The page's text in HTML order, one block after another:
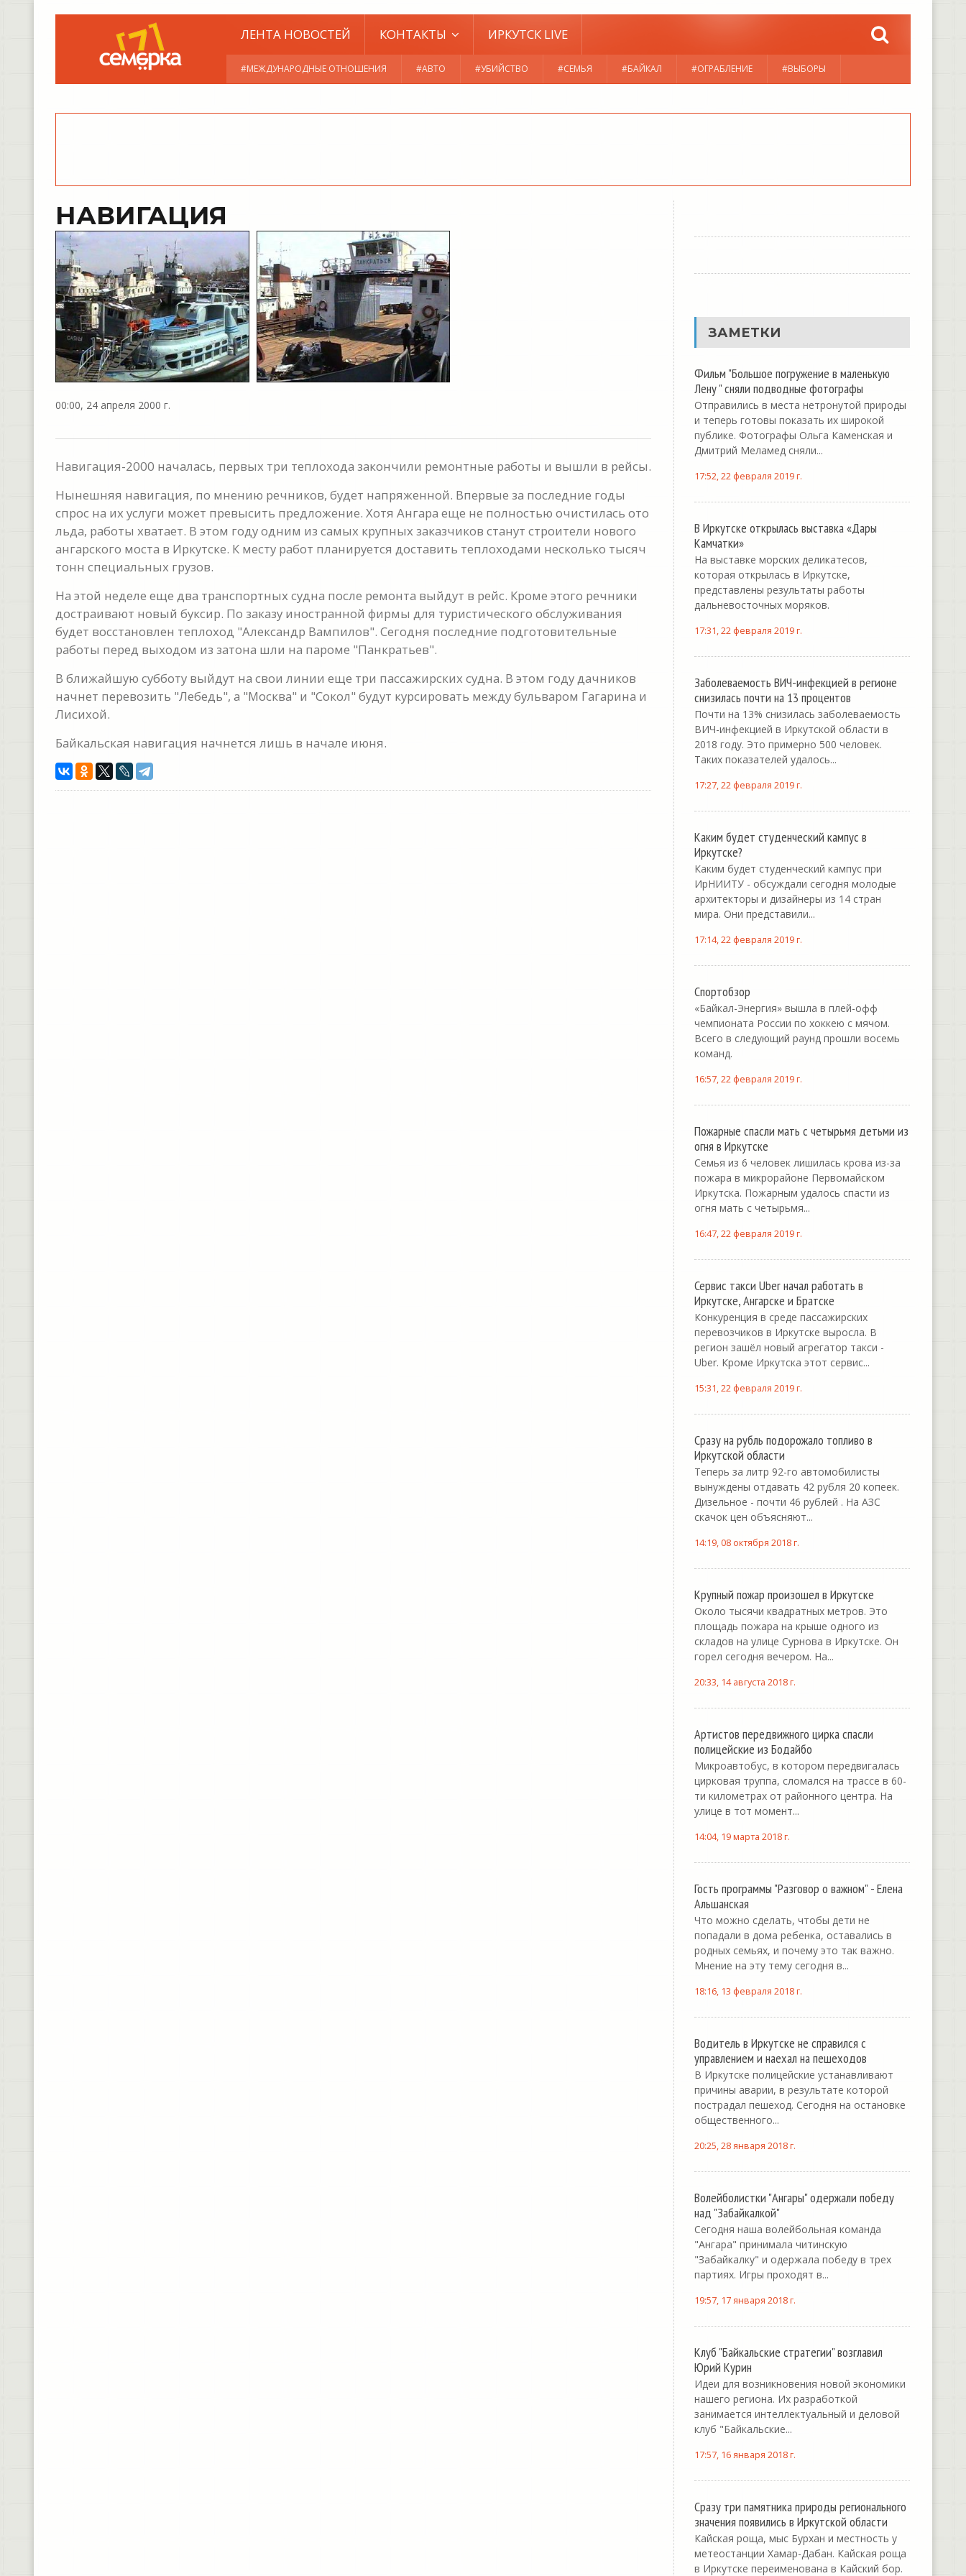
ЛЕНТА НОВОСТЕЙ КОНТАКТЫ ИРКУТСК LIVE
#МЕЖДУНАРОДНЫЕ ОТНОШЕНИЯ #АВТО #УБИЙСТВО #СЕМЬЯ #БАЙКАЛ #ОГРАБЛЕНИЕ #ВЫБОРЫ
НАВИГАЦИЯ
00:00, 24 апреля 2000 г.
Навигация-2000 началась, первых три теплохода закончили ремонтные работы и вышли в рейсы.
Нынешняя навигация, по мнению речников, будет напряженной. Впервые за последние годы
спрос на их услуги может превысить предложение. Хотя Ангара еще не полностью очистилась ото
льда, работы хватает. В этом году одним из самых крупных заказчиков станут строители нового
ангарского моста в Иркутске. К месту работ планируется доставить теплоходами несколько тысяч
тонн специальных грузов.
На этой неделе еще два транспортных судна после ремонта выйдут в рейс. Кроме этого речники
достраивают новый буксир. По заказу иностранной фирмы для туристического обслуживания
будет восстановлен теплоход "Александр Вампилов". Сегодня последние подготовительные
работы перед выходом из затона шли на пароме "Панкратьев".
В ближайшую субботу выйдут на свои линии еще три пассажирских судна. В этом году дачников
начнет перевозить "Лебедь", а "Москва" и "Сокол" будут курсировать между бульваром Гагарина и
Лисихой.
Байкальская навигация начнется лишь в начале июня.
ЗАМЕТКИ
Фильм "Большое погружение в маленькую
Лену " сняли подводные фотографы
Отправились в места нетронутой природы
и теперь готовы показать их широкой
публике. Фотографы Ольга Каменская и
Дмитрий Меламед сняли...
17:52, 22 февраля 2019 г.
В Иркутске открылась выставка «Дары
Камчатки»
На выставке морских деликатесов,
которая открылась в Иркутске,
представлены результаты работы
дальневосточных моряков.
17:31, 22 февраля 2019 г.
Заболеваемость ВИЧ-инфекцией в регионе
снизилась почти на 13 процентов
Почти на 13% снизилась заболеваемость
ВИЧ-инфекцией в Иркутской области в
2018 году. Это примерно 500 человек.
Таких показателей удалось...
17:27, 22 февраля 2019 г.
Каким будет студенческий кампус в
Иркутске?
Каким будет студенческий кампус при
ИрНИИТУ - обсуждали сегодня молодые
архитекторы и дизайнеры из 14 стран
мира. Они представили...
17:14, 22 февраля 2019 г.
Спортобзор
«Байкал-Энергия» вышла в плей-офф
чемпионата России по хоккею с мячом.
Всего в следующий раунд прошли восемь
команд.
16:57, 22 февраля 2019 г.
Пожарные спасли мать с четырьмя детьми из
огня в Иркутске
Семья из 6 человек лишилась крова из-за
пожара в микрорайоне Первомайском
Иркутска. Пожарным удалось спасти из
огня мать с четырьмя...
16:47, 22 февраля 2019 г.
Сервис такси Uber начал работать в
Иркутске, Ангарске и Братске
Конкуренция в среде пассажирских
перевозчиков в Иркутске выросла. В
регион зашёл новый агрегатор такси -
Uber. Кроме Иркутска этот сервис...
15:31, 22 февраля 2019 г.
Сразу на рубль подорожало топливо в
Иркутской области
Теперь за литр 92-го автомобилисты
вынуждены отдавать 42 рубля 20 копеек.
Дизельное - почти 46 рублей . На АЗС
скачок цен объясняют...
14:19, 08 октября 2018 г.
Крупный пожар произошел в Иркутске
Около тысячи квадратных метров. Это
площадь пожара на крыше одного из
складов на улице Сурнова в Иркутске. Он
горел сегодня вечером. На...
20:33, 14 августа 2018 г.
Артистов передвижного цирка спасли
полицейские из Бодайбо
Микроавтобус, в котором передвигалась
цирковая труппа, сломался на трассе в 60-
ти километрах от районного центра. На
улице в тот момент...
14:04, 19 марта 2018 г.
Гость программы "Разговор о важном" - Елена
Альшанская
Что можно сделать, чтобы дети не
попадали в дома ребенка, оставались в
родных семьях, и почему это так важно.
Мнение на эту тему сегодня в...
18:16, 13 февраля 2018 г.
Водитель в Иркутске не справился с
управлением и наехал на пешеходов
В Иркутске полицейские устанавливают
причины аварии, в результате которой
пострадал пешеход. Сегодня на остановке
общественного...
20:25, 28 января 2018 г.
Волейболистки "Ангары" одержали победу
над "Забайкалкой"
Сегодня наша волейбольная команда
"Ангара" принимала читинскую
"Забайкалку" и одержала победу в трех
партиях. Игры проходят в...
19:57, 17 января 2018 г.
Клуб "Байкальские стратегии" возглавил
Юрий Курин
Идеи для возникновения новой экономики
нашего региона. Их разработкой
занимается интеллектуальный и деловой
клуб "Байкальские...
17:57, 16 января 2018 г.
Сразу три памятника природы регионального
значения появились в Иркутской области
Кайская роща, мыс Бурхан и местность у
метеостанции Хамар-Дабан. Кайская роща
в Иркутске переименована в Кайский бор.